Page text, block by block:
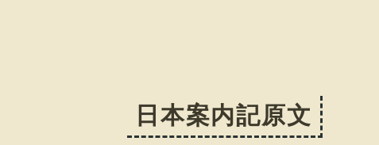
日本案内記原文